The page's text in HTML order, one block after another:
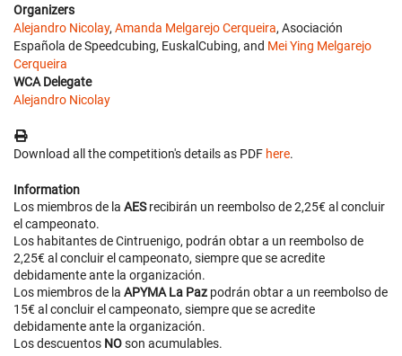
Organizers
Alejandro Nicolay, Amanda Melgarejo Cerqueira, Asociación
Española de Speedcubing, EuskalCubing, and Mei Ying Melgarejo
Cerqueira
WCA Delegate
Alejandro Nicolay
Download all the competition's details as PDF here.
Information
Los miembros de la AESrecibirán un reembolso de 2,25€ al concluir
el campeonato.
Los habitantes de Cintruenigo, podrán obtar a un reembolso de
2,25€ al concluir el campeonato, siempre que se acredite
debidamente ante la organización.
Los miembros de la APYMA La Paz podrán obtar a un reembolso de
15€ al concluir el campeonato, siempre que se acredite
debidamente ante la organización.
Los descuentos NOson acumulables.